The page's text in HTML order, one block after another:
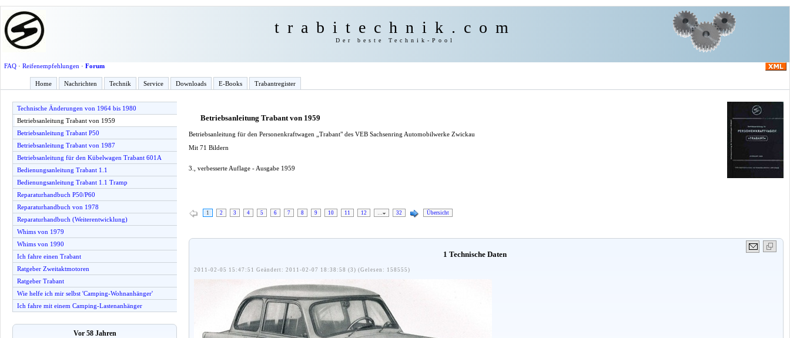
trabitechnik.com
Der beste Technik-Pool
FAQ· Reifenempfehlungen · Forum
Home Nachrichten Technik Service Downloads E-Books Trabantregister
Technische Änderungen von 1964 bis 1980
Betriebsanleitung Trabant von 1959
Betriebsanleitung Trabant P50
Betriebsanleitung Trabant von 1987
Betriebsanleitung für den Kübelwagen Trabant 601A
Bedienungsanleitung Trabant 1.1
Bedienungsanleitung Trabant 1.1 Tramp
Reparaturhandbuch P50/P60
Reparaturhandbuch von 1978
Reparaturhandbuch (Weiterentwicklung)
Whims von 1979
Whims von 1990
Ich fahre einen Trabant
Ratgeber Zweitaktmotoren
Ratgeber Trabant
Wie helfe ich mir selbst 'Camping-Wohnanhänger'
Ich fahre mit einem Camping-Lastenanhänger
Vor 58 Jahren
Betriebsanleitung Trabant von 1959
Betriebsanleitung für den Personenkraftwagen „Trabant" des VEB Sachsenring Automobilwerke Zwickau
Mit 71 Bildern
3., verbesserte Auflage - Ausgabe 1959
1 2 3 4 5 6 7 8 9 10 11 12 32 Übersicht
1 Technische Daten
2011-02-05 15:47:51 Geändert: 2011-02-07 18:38:58 (3) (Gelesen: 158555)